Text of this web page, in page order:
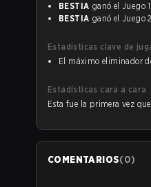
BESTIA
BESTIA
Estadísticas clave de
El máximo eliminador
Estadísticas cara a cara
Esta fue la primera vez que
COMENTARIOS(0)